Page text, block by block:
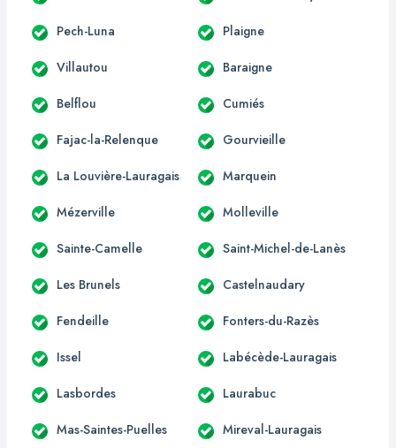
Pech-Luna Plaigne
Villautou Baraigne
Belflou Cumiés
Fajac-la-Relenque Gourvieille
La Louvière-Lauragais Marquein
Mézerville Molleville
Sainte-Camelle Saint-Michel-de-Lanès
Les Brunels Castelnaudary
Fendeille Fonters-du-Razès
Issel Labécède-Lauragais
Lasbordes Laurabuc
Mas-Saintes-Puelles Mireval-Lauragais